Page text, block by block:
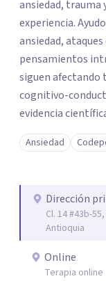
ansiedad, trauma
experiencia.
ansiedad,
pensamientos
siguen afectando
cognitivo-
evidencia
duraderos.
familias de forma
Ansiedad
Dirección
Cl. 14 #43b-
Antioquia
Online
Terapia online